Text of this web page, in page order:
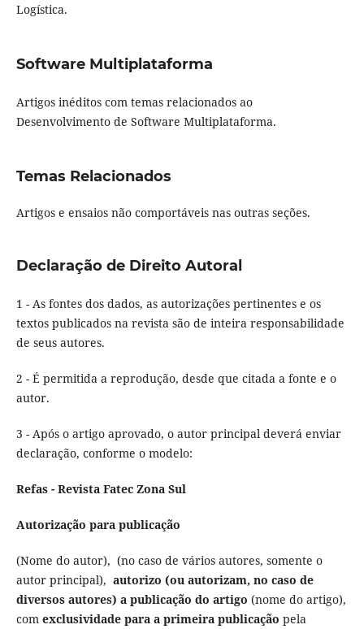
Logística.
Software Multiplataforma
Artigos inéditos com temas relacionados ao
Desenvolvimento de Software Multiplataforma.
Temas Relacionados
Artigos e ensaios não comportáveis nas outras seções.
Declaração de Direito Autoral
1 - As fontes dos dados, as autorizações pertinentes e os
textos publicados na revista são de inteira responsabilidade
de seus autores.
2 - É permitida a reprodução, desde que citada a fonte e o
autor.
3 - Após o artigo aprovado, o autor principal deverá enviar
declaração, conforme o modelo:
Refas - Revista Fatec Zona Sul
Autorização para publicação
(Nome do autor), (no caso de vários autores, somente o
autor principal), autorizo (ou autorizam, no caso de
diversos autores) a publicação do artigo (nome do artigo),
com exclusividade para a primeira publicação pela